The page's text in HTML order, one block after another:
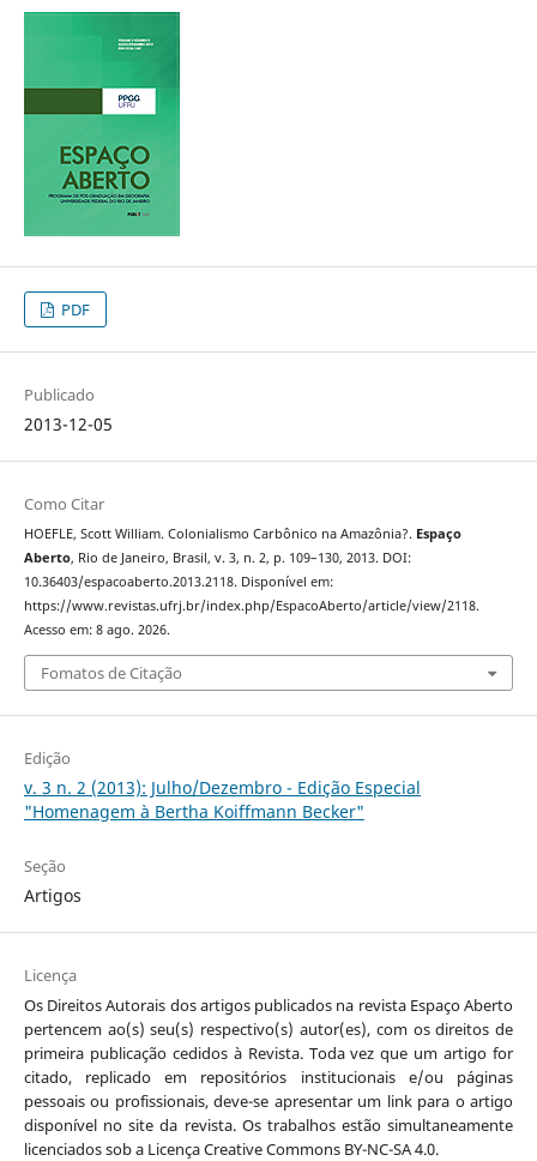
PDF
Publicado
2013-12-05
Como Citar
HOEFLE, Scott William. Colonialismo Carbônico na Amazônia?. Espaço
Aberto, Rio de Janeiro, Brasil, v. 3, n. 2, p. 109–130, 2013. DOI:
10.36403/espacoaberto.2013.2118. Disponível em:
https://www.revistas.ufrj.br/index.php/EspacoAberto/article/view/2118.
Acesso em: 8 ago. 2026.
Fomatos de Citação
Edição
v. 3 n. 2 (2013): Julho/Dezembro - Edição Especial
"Homenagem à Bertha Koiffmann Becker"
Seção
Artigos
Licença
Os Direitos Autorais dos artigos publicados na revista Espaço Aberto
pertencem ao(s) seu(s) respectivo(s) autor(es), com os direitos de
primeira publicação cedidos à Revista. Toda vez que um artigo for
citado, replicado em repositórios institucionais e/ou páginas
pessoais ou profissionais, deve-se apresentar um link para o artigo
disponível no site da revista. Os trabalhos estão simultaneamente
licenciados sob a Licença Creative Commons BY-NC-SA 4.0.